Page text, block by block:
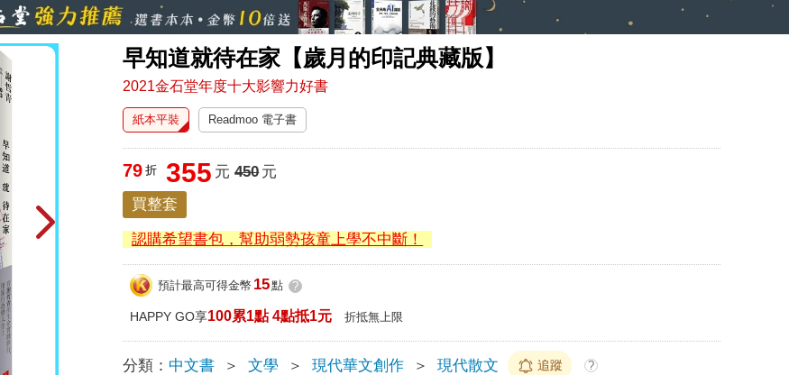
早知道就待在家【歲月的印記典藏版】
2021金石堂年度十大影響力好書
紙本平裝 Readmoo 電子書
79 折 355 元 450元
買整套
認購希望書包，幫助弱勢孩童上學不中斷！
預計最高可得金幣 15點 ?
HAPPY GO享100累1點 4點抵1元 折抵無上限
分類： 中文書 ＞ 文學 ＞ 現代華文創作 ＞ 現代散文 追蹤 ?